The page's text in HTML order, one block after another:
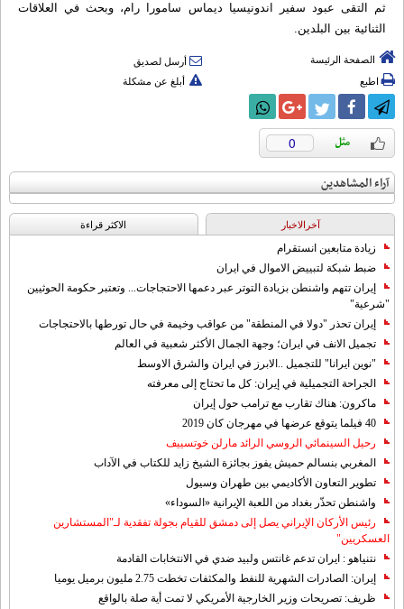
ثم التقى عبود سفير اندونيسيا ديماس سامورا رام، وبحث في العلاقات
الثنائية بين البلدين.
الصفحة الرئيسة
أرسل لصديق
اطبع
أبلغ عن مشكلة
0
آراء المشاهدين
آخرالاخبار الاکثر قراءة
زيادة متابعين انستقرام
ضبط شبكة لتبييض الاموال في ايران
إيران تتهم واشنطن بزيادة التوتر عبر دعمها الاحتجاجات... وتعتبر حكومة الحوثيين
"شرعية"
إيران تحذر "دولا في المنطقة" من عواقب وخيمة في حال تورطها بالاحتجاجات
تجميل الانف في ايران؛ وجهة الجمال الأكثر شعبية في العالم
"نوين ايرانا" للتجميل ..الابرز في ايران والشرق الاوسط
الجراحة التجميلية في إيران: كل ما تحتاج إلى معرفته
ماكرون: هناك تقارب مع ترامب حول إيران
40 فيلما يتوقع عرضها في مهرجان كان 2019
رحيل السينمائي الروسي الرائد مارلن خوتسييف
المغربي بنسالم حميش يفوز بجائزة الشيخ زايد للكتاب في الآداب
تطوير التعاون الأكاديمي بين طهران وسيول
واشنطن تحذّر بغداد من اللعبة الإيرانية «السوداء»
رئيس الأركان الإيراني يصل إلى دمشق للقيام بجولة تفقدية لـ"المستشارين
العسكريين"
نتنياهو : ايران تدعم غانتس ولبيد ضدي في الانتخابات القادمة
إيران: الصادرات الشهریة للنفط والمكثفات تخطت 2.75 مليون برميل يوميا
ظريف: تصريحات وزير الخارجية الأمريكي لا تمت أية صلة بالواقع